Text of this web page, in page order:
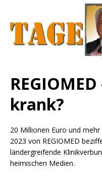
krank?
20 Millionen Euro und
2023 von REGIOMED
ländergreifende
heimischen Medien.